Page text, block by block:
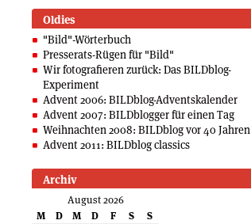
Oldies
"Bild"-Wörterbuch
Presserats-Rügen für "Bild"
Wir fotografieren zurück: Das BILDblog-
Experiment
Advent 2006: BILDblog-Adventskalender
Advent 2007: BILDblogger für einen Tag
Weihnachten 2008: BILDblog vor 40 Jahren
Advent 2011: BILDblog classics
Archiv
August 2026
M
D M D F S
S